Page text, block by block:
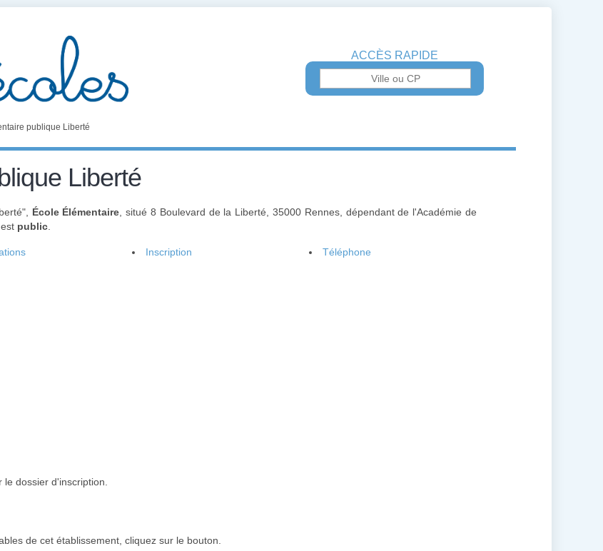
ACCÈS RAPIDE
publique Liberté
Liberté
École Élémentaire , situé 8 Boulevard de la Liberté, 35000 Rennes, dépendant de l'Académie de
public
Inscription Téléphone
dossier d'inscription.
de cet établissement, cliquez sur le bouton.